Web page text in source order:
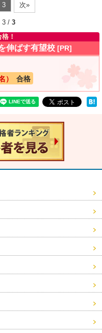
3 次»
3 / 3
！
伸ばす有望校 [PR]
） 合格